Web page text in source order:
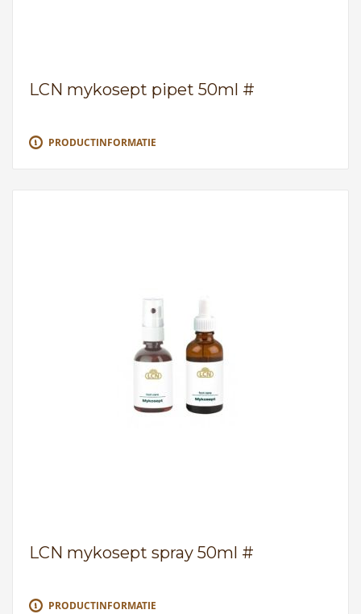
LCN mykosept pipet 50ml #
PRODUCTINFORMATIE
LCN mykosept spray 50ml #
PRODUCTINFORMATIE